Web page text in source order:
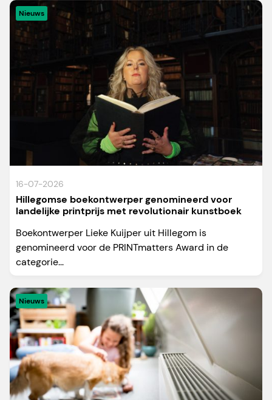
Nieuws
16-07-2026
Hillegomse boekontwerper genomineerd voor
landelijke printprijs met revolutionair kunstboek
Boekontwerper Lieke Kuijper uit Hillegom is
genomineerd voor de PRINTmatters Award in de
categorie...
Nieuws